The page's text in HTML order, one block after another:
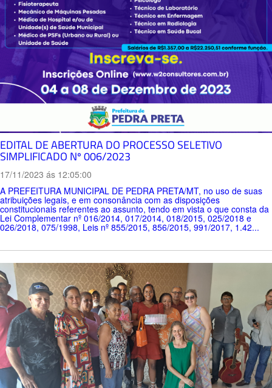
EDITAL DE ABERTURA DO PROCESSO SELETIVO
SIMPLIFICADO Nº 006/2023
17/11/2023 ás 12:05:00
A PREFEITURA MUNICIPAL DE PEDRA PRETA/MT, no uso de suas
atribuições legais, e em consonância com as disposições
constitucionais referentes ao assunto, tendo em vista o que consta da
Lei Complementar nº 016/2014, 017/2014, 018/2015, 025/2018 e
026/2018, 075/1998, Leis nº 855/2015, 856/2015, 991/2017, 1.42...